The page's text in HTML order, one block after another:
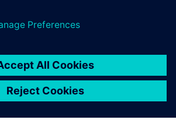
з найплавнішими та
процесами.
Siemens Xcelerator, Sony HMD
усуваючи розрив між
світом.